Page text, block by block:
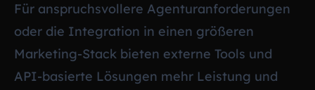
Für anspruchsvollere Agenturanforderungen
oder die Integration in einen größeren
Marketing-Stack bieten externe Tools und
API-basierte Lösungen mehr Leistung und